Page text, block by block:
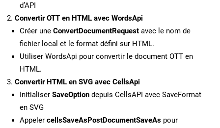
d’API
Convertir OTT en HTML avec WordsApi
Créer une ConvertDocumentRequest avec le nom de
fichier local et le format défini sur HTML.
Utiliser WordsApi pour convertir le document OTT en
HTML.
Convertir HTML en SVG avec CellsApi
Initialiser SaveOption depuis CellsAPI avec SaveFormat
en SVG
Appeler cellsSaveAsPostDocumentSaveAs pour